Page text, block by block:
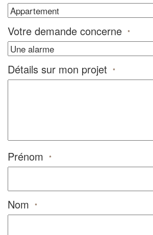
Votre demande concerne *
Détails sur mon projet *
Prénom *
Nom * Vous